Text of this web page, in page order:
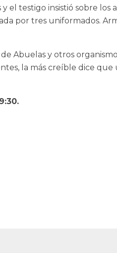
el testigo insistió sobre los
por tres uniformados.
Abuelas y otros
la más creíble dice